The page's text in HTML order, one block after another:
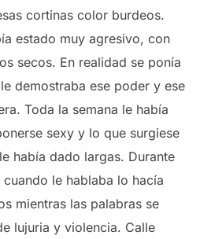
cortinas color burdeos.
estado muy agresivo, con
secos. En realidad se ponía
demostraba ese poder y ese
Toda la semana le había
sexy y lo que surgiese
había dado largas. Durante
le hablaba lo hacía
mientras las palabras se
lujuria y violencia. Calle